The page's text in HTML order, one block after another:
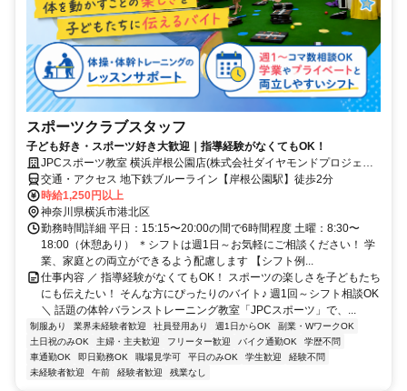
スポーツクラブスタッフ
子ども好き・スポーツ好き大歓迎｜指導経験がなくてもOK！
JPCスポーツ教室 横浜岸根公園店(株式会社ダイヤモンドプロジェク
ト)
交通・アクセス 地下鉄ブルーライン【岸根公園駅】徒歩2分
時給1,250円以上
神奈川県横浜市港北区
勤務時間詳細 平日：15:15〜20:00の間で6時間程度 土曜：8:30〜
18:00（休憩あり） ＊シフトは週1日～お気軽にご相談ください！ 学
業、家庭との両立ができるよう配慮します 【シフト例...
仕事内容 ／ 指導経験がなくてもOK！ スポーツの楽しさを子どもたち
にも伝えたい！ そんな方にぴったりのバイト♪ 週1回～シフト相談OK
＼ 話題の体幹バランストレーニング教室「JPCスポーツ」で、...
制服あり 業界未経験者歓迎 社員登用あり 週1日からOK
副業・WワークOK
土日祝のみOK
主婦・主夫歓迎 フリーター歓迎 バイク通勤OK
学歴不問
車通勤OK
即日勤務OK 職場見学可 平日のみOK 学生歓迎
経験不問
未経験者歓迎
午前 経験者歓迎 残業なし